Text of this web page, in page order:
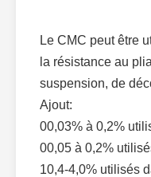
Le CMC peut être
la résistance au
suspension, de
Ajout:
00,03% à 0,2%
00,05 à 0,2%
10,4-4,0% utilisés